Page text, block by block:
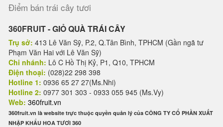
Điểm bán trái cây tươi
360FRUIT - GIỎ QUÀ TRÁI CÂY
Trụ sở: 413 Lê Văn Sỹ, P.2, Q.Tân Bình, TPHCM (Gần ngã tư
Phạm Văn Hai với Lê Văn Sỹ)
Chi nhánh: Lô C Hồ Thị Kỷ, P1, Q10, TPHCM
Điện thoại: (028)22 298 398
Hotline 1: 0936 65 27 27(Ms.Nhi)
Hotline 2: 0977 301 303 - 0933 055 945 (Ms.Vy)
Web: 360fruit.vn
360fruit.vn là website trực thuộc quyền quản lý của CÔNG TY CỔ PHẦN XUẤT
NHẬP KHẨU HOA TƯƠI 360